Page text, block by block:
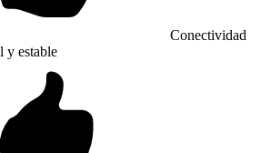
Conectividad
y estable